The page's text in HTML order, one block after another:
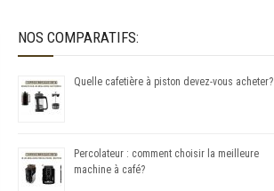
NOS COMPARATIFS:
Quelle cafetière à piston devez-vous acheter?
Percolateur : comment choisir la meilleure
machine à café?